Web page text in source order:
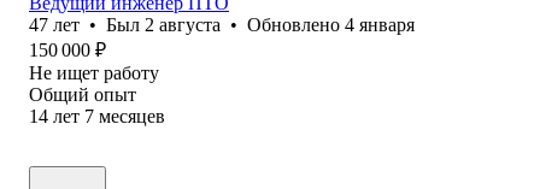
47 лет • Был 2 августа • Обновлено 4 января
150 000 ₽
Не ищет работу
Общий опыт
14 лет 7 месяцев